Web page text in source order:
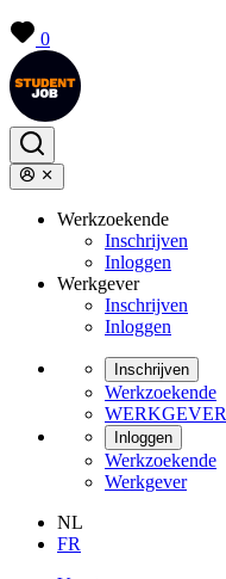
0
Werkzoekende
Inschrijven
Inloggen
Werkgever
Inschrijven
Inloggen
Inschrijven
Werkzoekende
WERKGEVER
Inloggen
Werkzoekende
Werkgever
NL
FR